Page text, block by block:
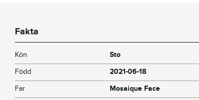
Fakta
Kön
Sto
Född
2021-06-18
Far
Mosaique Face